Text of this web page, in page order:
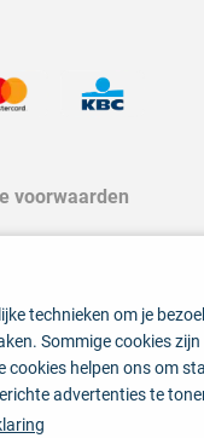
voorwaarden
technieken om je
Sommige cookies
cookies helpen ons om
advertenties te